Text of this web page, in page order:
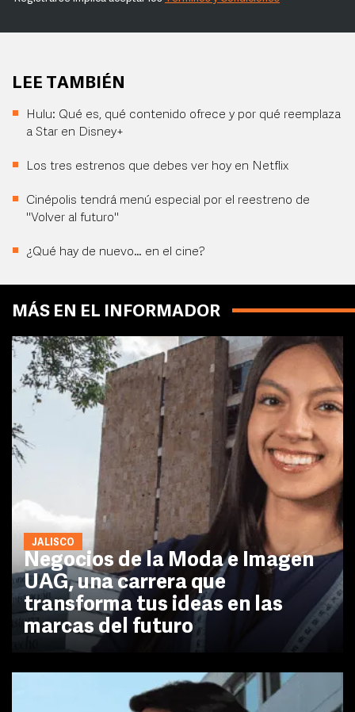
LEE TAMBIÉN
Hulu: Qué es, qué contenido ofrece y por qué reemplaza
a Star en Disney+
Los tres estrenos que debes ver hoy en Netflix
Cinépolis tendrá menú especial por el reestreno de
"Volver al futuro"
¿Qué hay de nuevo… en el cine?
MÁS EN EL INFORMADOR
JALISCO
Negocios de la Moda e Imagen
UAG, una carrera que
transforma tus ideas en las
marcas del futuro